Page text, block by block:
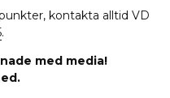
kontakta alltid VD
.
med media!
.